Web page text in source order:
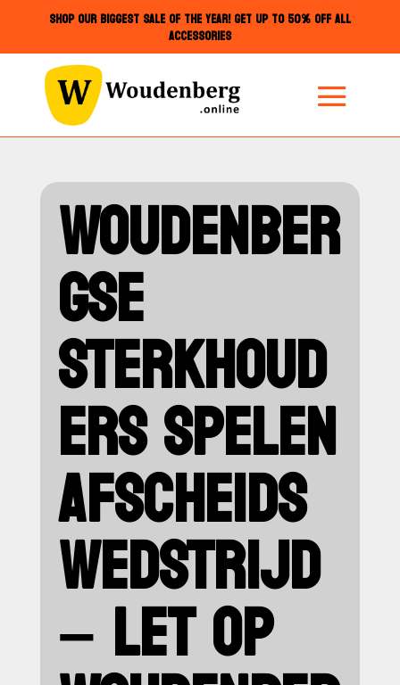
SHOP OUR BIGGEST SALE OF THE YEAR! GET UP TO 50% OFF ALL
ACCESSORIES
WOUDENBER
GSE
STERKHOUD
ERS SPELEN
AFSCHEIDS
WEDSTRIJD
– LET OP